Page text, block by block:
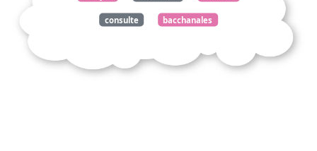
consulte bacchanales